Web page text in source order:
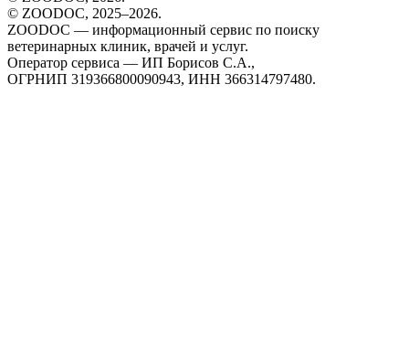
© ZOODOC, 2025–2026.
ZOODOC — информационный сервис по поиску
ветеринарных клиник, врачей и услуг.
Оператор сервиса — ИП Борисов С.А.,
ОГРНИП 319366800090943, ИНН 366314797480.